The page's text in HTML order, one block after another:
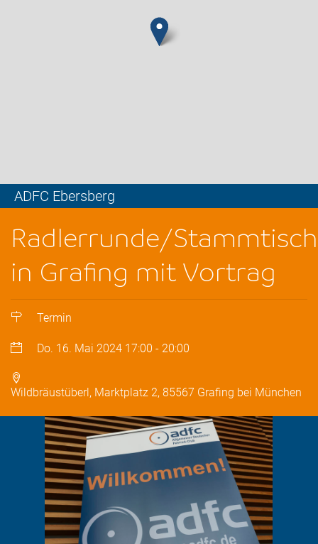
ADFC Ebersberg
Radlerrunde/Stammtisch
in Grafing mit Vortrag
Termin
Do. 16. Mai 2024 17:00 - 20:00
Wildbräustüberl, Marktplatz 2, 85567 Grafing bei München